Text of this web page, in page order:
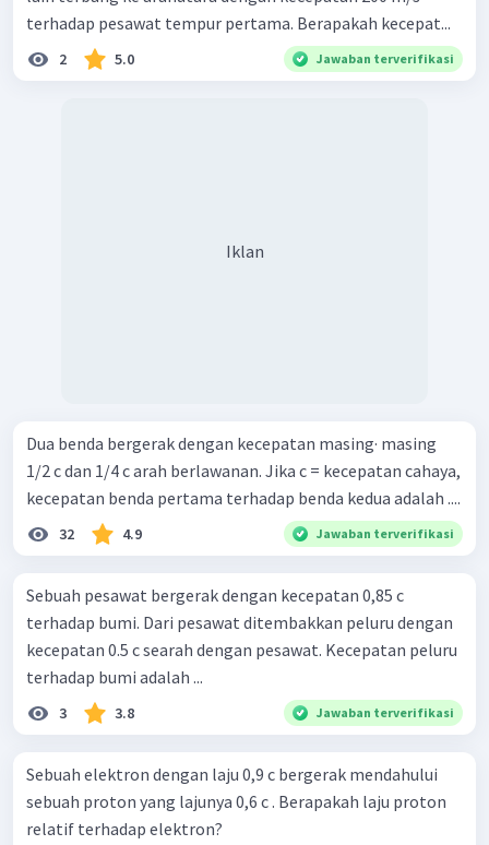
terhadap pesawat tempur pertama. Berapakah kecepat...
2 5.0 Jawaban terverifikasi
Iklan
Dua benda bergerak dengan kecepatan masing· masing
1/2 c dan 1/4 c arah berlawanan. Jika c = kecepatan cahaya,
kecepatan benda pertama terhadap benda kedua adalah ....
32 4.9 Jawaban terverifikasi
Sebuah pesawat bergerak dengan kecepatan 0,85 c
terhadap bumi. Dari pesawat ditembakkan peluru dengan
kecepatan 0.5 c searah dengan pesawat. Kecepatan peluru
terhadap bumi adalah ...
3 3.8 Jawaban terverifikasi
Sebuah elektron dengan laju 0,9 c bergerak mendahului
sebuah proton yang lajunya 0,6 c . Berapakah laju proton
relatif terhadap elektron?